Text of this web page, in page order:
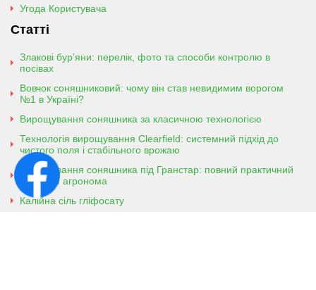
Угода Користувача
Статті
Злакові бур’яни: перелік, фото та способи контролю в
посівах
Вовчок соняшниковий: чому він став невидимим ворогом
№1 в Україні?
Вирощування соняшника за класичною технологією
Технологія вирощування Clearfield: системний підхід до
чистого поля і стабільного врожаю
Вирощування соняшника під Гранстар: повний практичний
гайд для агронома
Калійна сіль гліфосату